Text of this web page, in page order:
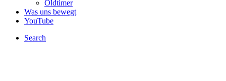
Oldtimer
Was uns bewegt
YouTube
Search